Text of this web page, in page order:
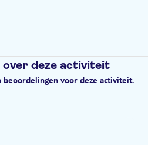
over deze activiteit
voor deze activiteit.